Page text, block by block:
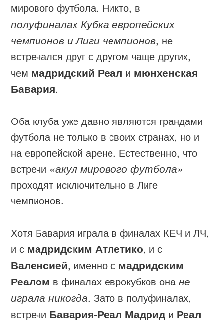
мирового футбола. Никто, в
полуфиналах Кубка европейских
чемпионов и Лиги чемпионов, не
встречался друг с другом чаще других,
чем мадридский Реал и мюнхенская
Бавария.
Оба клуба уже давно являются грандами
футбола не только в своих странах, но и
на европейской арене. Естественно, что
встречи «акул мирового футбола»
проходят исключительно в Лиге
чемпионов.
Хотя Бавария играла в финалах КЕЧ и ЛЧ,
и с мадридским Атлетико, и с
Валенсией, именно с мадридским
Реалом в финалах еврокубков онане
играла никогда. Зато в полуфиналах,
встречи Бавария-Реал Мадрид и Реал